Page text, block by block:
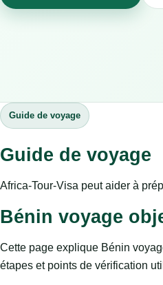
Guide de voyage
Guide de voyage
Africa-Tour-Visa peut aider à
Bénin voyage
Cette page explique Bénin
étapes et points de vérification